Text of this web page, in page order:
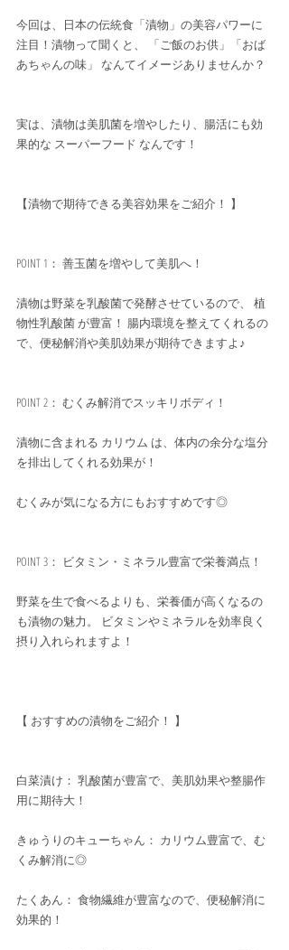
今回は、日本の伝統食「漬物」の美容パワーに
注目！漬物って聞くと、 「ご飯のお供」「おば
あちゃんの味」 なんてイメージありませんか？
実は、漬物は美肌菌を増やしたり、腸活にも効
果的な スーパーフード なんです！
【漬物で期待できる美容効果をご紹介！ 】
POINT 1： 善玉菌を増やして美肌へ！
漬物は野菜を乳酸菌で発酵させているので、 植
物性乳酸菌 が豊富！ 腸内環境を整えてくれるの
で、便秘解消や美肌効果が期待できますよ♪
POINT 2： むくみ解消でスッキリボディ！
漬物に含まれる カリウム は、体内の余分な塩分
を排出してくれる効果が！
むくみが気になる方にもおすすめです◎
POINT 3： ビタミン・ミネラル豊富で栄養満点！
野菜を生で食べるよりも、栄養価が高くなるの
も漬物の魅力。 ビタミンやミネラルを効率良く
摂り入れられますよ！
【 おすすめの漬物をご紹介！ 】
白菜漬け： 乳酸菌が豊富で、美肌効果や整腸作
用に期待大！
きゅうりのキューちゃん： カリウム豊富で、む
くみ解消に◎
たくあん： 食物繊維が豊富なので、便秘解消に
効果的！